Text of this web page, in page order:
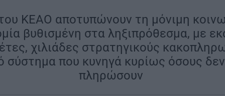
ΚΕΑΟ αποτυπώνουν τη μόνιμη
βυθισμένη στα ληξιπρόθεσμα, με
χιλιάδες στρατηγικούς
σύστημα που κυνηγά κυρίως όσους
πληρώσουν